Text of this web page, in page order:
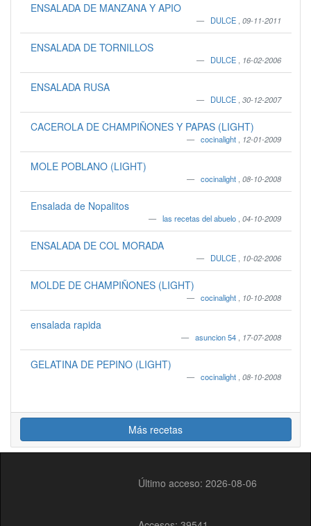
ENSALADA DE MANZANA Y APIO
DULCE 09-11-2011
ENSALADA DE TORNILLOS
DULCE 16-02-2006
ENSALADA RUSA
DULCE 30-12-2007
CACEROLA DE CHAMPIÑONES Y PAPAS (LIGHT)
cocinalight 12-01-2009
MOLE POBLANO (LIGHT)
cocinalight 08-10-2008
Ensalada de Nopalitos
las recetas del abuelo 04-10-2009
ENSALADA DE COL MORADA
DULCE 10-02-2006
MOLDE DE CHAMPIÑONES (LIGHT)
cocinalight 10-10-2008
ensalada rapida
asuncion 54 17-07-2008
GELATINA DE PEPINO (LIGHT)
cocinalight 08-10-2008
Más recetas
Último acceso: 2026-08-06